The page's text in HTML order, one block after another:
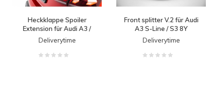
Heckklappe Spoiler
Extension für Audi A3 /
A3 S line / S3 / RS3
Limousine
Deliverytime
Front splitter V.2 für Audi
A3 S-Line / S3 8Y
Sedan/Sportback
Deliverytime